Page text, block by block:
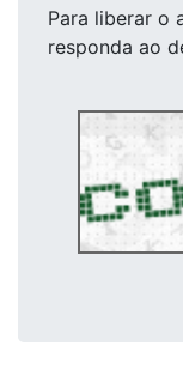
Para liberar o
responda ao